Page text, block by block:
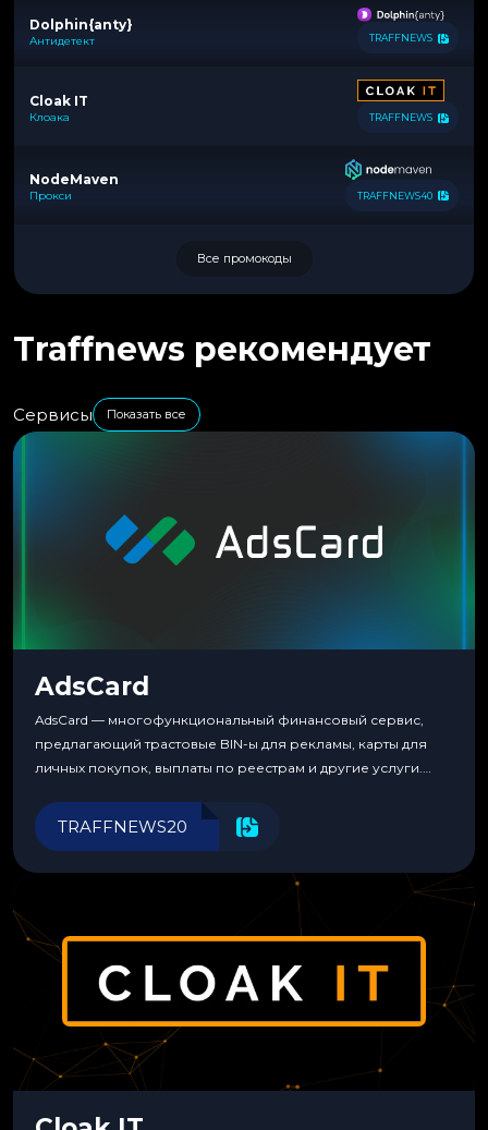
Dolphin{anty}
Антидетект TRAFFNEWS
Cloak IT
Клоака TRAFFNEWS
NodeMaven
Прокси TRAFFNEWS40
Все промокоды
Traffnews рекомендует
Сервисы Показать все
AdsCard
AdsCard — многофункциональный финансовый сервис,
предлагающий трастовые BIN-ы для рекламы, карты для
личных покупок, выплаты по реестрам и другие услуги.
инструменты для управления финансами.
TRAFFNEWS20